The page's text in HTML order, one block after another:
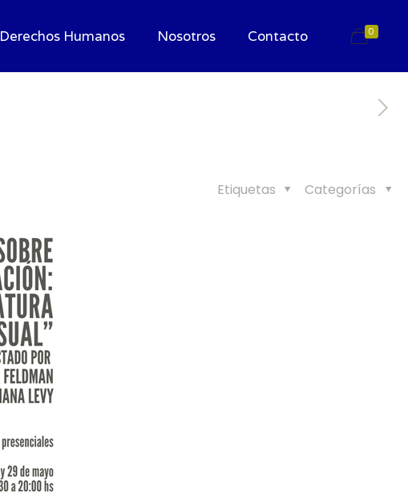
Derechos Humanos Nosotros Contacto 0
Categorías
Etiquetas